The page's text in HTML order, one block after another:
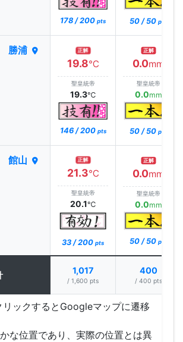
178 / 200 pts 50 / 50 pts
勝浦 正解
19.8℃
聖皇統帝
19.3℃
146 / 200 pts
正解
0.0mm
聖皇統帝
0.0mm
50 / 50 pts
館山 正解
21.3℃
聖皇統帝
20.1℃
33 / 200 pts
正解
0.0mm
聖皇統帝
0.0mm
50 / 50 pts
1,017
/ 1,600 pts
400
/ 400 pts
リックするとGoogleマップに遷移
な位置であり、実際の位置とは異